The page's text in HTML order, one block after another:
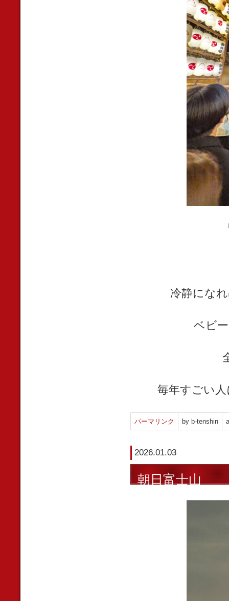
冷静にな
ベビ
毎年すごい
パーマリンク by b-tenshin
2026.01.03
朝日富士山